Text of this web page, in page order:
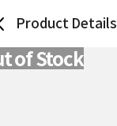
Product Details
of Stock